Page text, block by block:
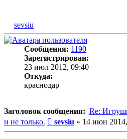
sevsiu
Сообщения: 1190
Зарегистрирован:
23 июл 2012, 09:40
Откуда:
краснодар
Заголовок сообщения: Re:
и не только.
Сообщение
sevsiu » 14 июн